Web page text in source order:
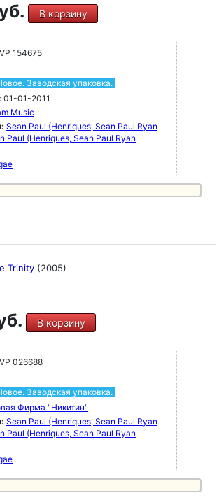
В корзину
154675
Заводская упаковка.
01-01-2011
Music
Sean Paul (Henriques, Sean Paul Ryan
Paul (Henriques, Sean Paul Ryan
Trinity (2005)
В корзину
026688
Заводская упаковка.
Фирма "Никитин"
Sean Paul (Henriques, Sean Paul Ryan
Paul (Henriques, Sean Paul Ryan